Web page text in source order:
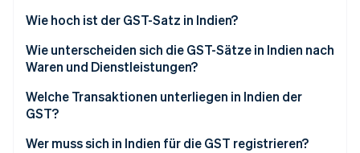
Stripe-Sessions 2026
Erfahren Sie, wie Stripe Lösungen für die
Jetzt ansehen
Wie hoch ist der GST-Satz in Indien?
Wie unterscheiden sich die GST-Sätze in Indien nach
Waren und Dienstleistungen?
Welche Transaktionen unterliegen in Indien der
GST?
Wer muss sich in Indien für die GST registrieren?